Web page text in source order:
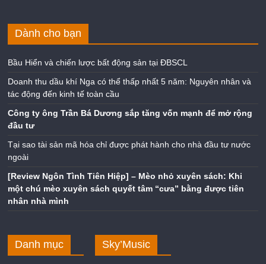
Dành cho bạn
Bầu Hiển và chiến lược bất động sản tại ĐBSCL
Doanh thu dầu khí Nga có thể thấp nhất 5 năm: Nguyên nhân và
tác động đến kinh tế toàn cầu
Công ty ông Trần Bá Dương sắp tăng vốn mạnh để mở rộng
đầu tư
Tại sao tài sản mã hóa chỉ được phát hành cho nhà đầu tư nước
ngoài
[Review Ngôn Tình Tiên Hiệp] – Mèo nhỏ xuyên sách: Khi
một chú mèo xuyên sách quyết tâm “cưa” bằng được tiên
nhân nhà mình
Danh mục Sky’Music